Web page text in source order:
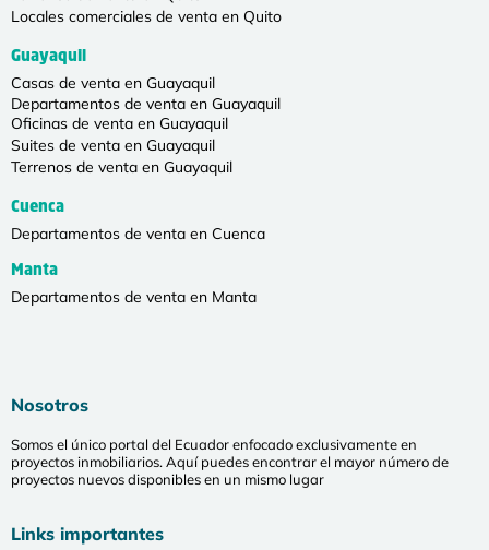
Locales comerciales de venta en Quito
Guayaquil
Casas de venta en Guayaquil
Departamentos de venta en Guayaquil
Oficinas de venta en Guayaquil
Suites de venta en Guayaquil
Terrenos de venta en Guayaquil
Cuenca
Departamentos de venta en Cuenca
Manta
Departamentos de venta en Manta
Nosotros
Somos el único portal del Ecuador enfocado exclusivamente en
proyectos inmobiliarios. Aquí puedes encontrar el mayor número de
proyectos nuevos disponibles en un mismo lugar
Links importantes